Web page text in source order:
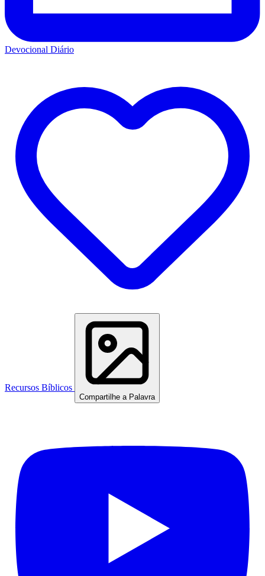
Devocional Diário
Recursos Bíblicos
Compartilhe a Palavra